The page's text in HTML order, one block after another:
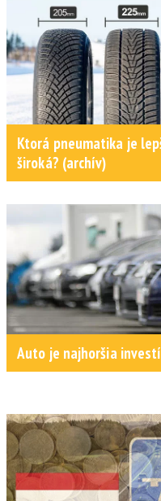
Ktorá pneumatika je
široká? (archív)
Auto je najhoršia